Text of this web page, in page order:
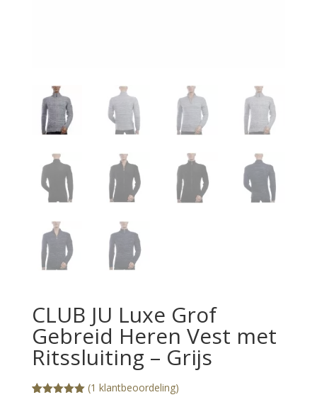
CLUB JU Luxe Grof
Gebreid Heren Vest met
Ritssluiting – Grijs
(1 klantbeoordeling)